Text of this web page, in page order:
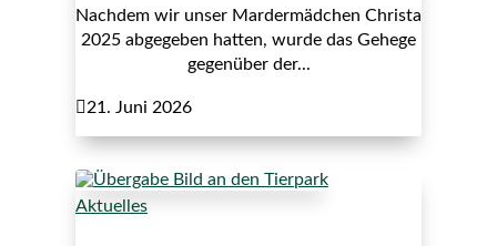
Nachdem wir unser Mardermädchen Christa
2025 abgegeben hatten, wurde das Gehege
gegenüber der...
21. Juni 2026
Aktuelles